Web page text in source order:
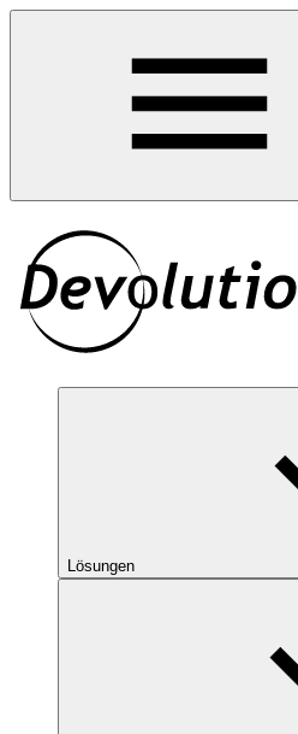
Lösungen